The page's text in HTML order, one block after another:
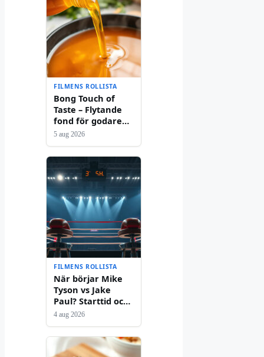
FILMENS ROLLISTA
Bong Touch of
Taste – Flytande
fond för godare
matlagning
5 aug 2026
FILMENS ROLLISTA
När börjar Mike
Tyson vs Jake
Paul? Starttid och
resultat
4 aug 2026